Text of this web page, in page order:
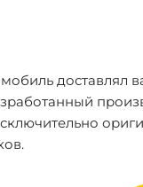
доставлял